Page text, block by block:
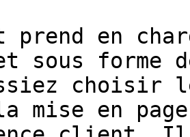
prend en
sous forme
choisir
mise en